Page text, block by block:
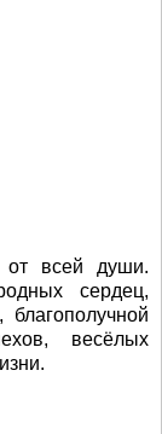
от всей души.
сердец,
весёлых